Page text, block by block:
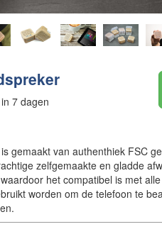
7 dagen
gemaakt van authenthiek FSC
zelfgemaakte en gladde
het compatibel is met
worden om de telefoon te